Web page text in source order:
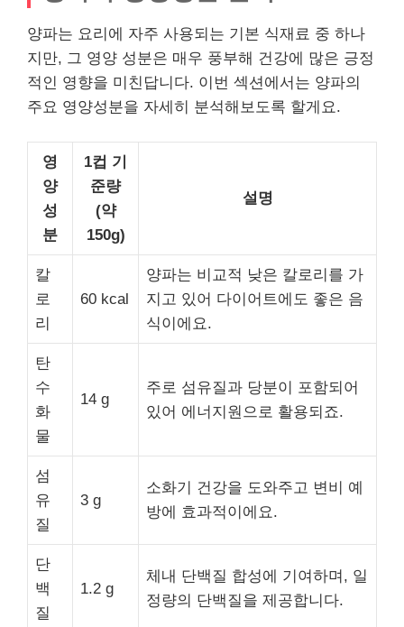
양파는 요리에 자주 사용되는 기본 식재료 중 하나
지만, 그 영양 성분은 매우 풍부해 건강에 많은 긍정
적인 영향을 미친답니다. 이번 섹션에서는 양파의
주요 영양성분을 자세히 분석해보도록 할게요.
영
양
성
분
1컵 기
준량
(약
150g)
설명
칼
로
리
60 kcal
양파는 비교적 낮은 칼로리를 가
지고 있어 다이어트에도 좋은 음
식이에요.
탄
수
화
물
14 g
주로 섬유질과 당분이 포함되어
있어 에너지원으로 활용되죠.
섬
유
질
3 g
소화기 건강을 도와주고 변비 예
방에 효과적이에요.
단
백
질
1.2 g
체내 단백질 합성에 기여하며, 일
정량의 단백질을 제공합니다.